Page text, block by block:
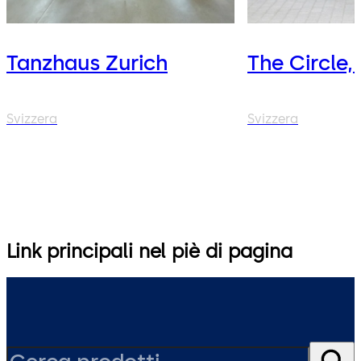
Tanzhaus Zurich
Svizzera
The Circle,
Svizzera
Link principali nel piè di pagina